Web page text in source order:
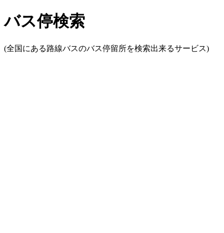
バス停検索
(全国にある路線バスのバス停留所を検索出来るサービス)